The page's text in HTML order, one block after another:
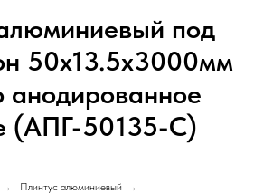
под
50х13.5х3000мм
анодированное
(АПГ-50135-С)
→ Плинтус алюминиевый →